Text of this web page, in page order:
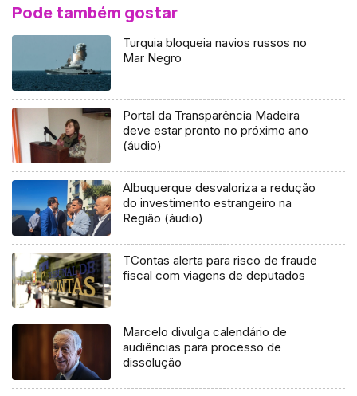
Pode também gostar
Turquia bloqueia navios russos no
Mar Negro
Portal da Transparência Madeira
deve estar pronto no próximo ano
(áudio)
Albuquerque desvaloriza a redução
do investimento estrangeiro na
Região (áudio)
TContas alerta para risco de fraude
fiscal com viagens de deputados
Marcelo divulga calendário de
audiências para processo de
dissolução